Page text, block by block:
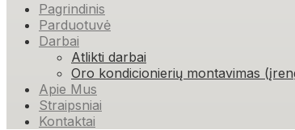
Pagrindinis
Parduotuvė
Darbai
Atlikti darbai
Oro kondicionierių montavimas
Apie Mus
Straipsniai
Kontaktai